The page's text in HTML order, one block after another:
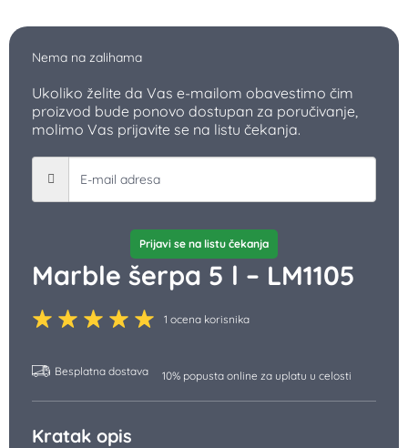
Marble šerpa 5 l – LM1105
Besplatna dostava 10% popusta online za uplatu u celosti
1 ocena korisnika
Kratak opis
Nema na zalihama
Ukoliko želite da Vas e-mailom obavestimo čim
proizvod bude ponovo dostupan za poručivanje,
molimo Vas prijavite se na listu čekanja.
Prijavi se na listu čekanja